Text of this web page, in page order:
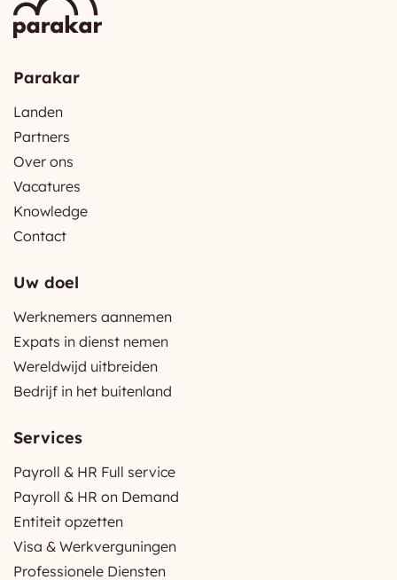
Parakar
Landen
Partners
Over ons
Vacatures
Knowledge
Contact
Uw doel
Werknemers aannemen
Expats in dienst nemen
Wereldwijd uitbreiden
Bedrijf in het buitenland
Services
Payroll & HR Full service
Payroll & HR on Demand
Entiteit opzetten
Visa & Werkverguningen
Professionele Diensten